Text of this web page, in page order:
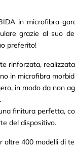
in microfibra
grazie al suo
preferito!
rinforzata,
in microfibra
in modo da non
finitura perfetta,
del dispositivo.
oltre 400 modelli di